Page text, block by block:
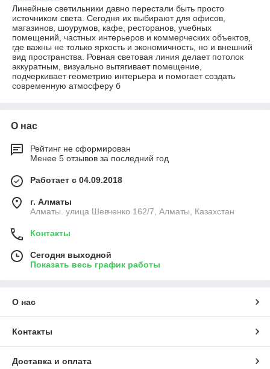
Линейные светильники давно перестали быть просто
источником света. Сегодня их выбирают для офисов,
магазинов, шоурумов, кафе, ресторанов, учебных
помещений, частных интерьеров и коммерческих объектов,
где важны не только яркость и экономичность, но и внешний
вид пространства. Ровная световая линия делает потолок
аккуратным, визуально вытягивает помещение,
подчеркивает геометрию интерьера и помогает создать
современную атмосферу б
О нас
Рейтинг не сформирован
Менее 5 отзывов за последний год
Работает с 04.09.2018
г. Алматы
Алматы. улица Шевченко 162/7, Алматы, Казахстан
Контакты
Сегодня выходной
Показать весь график работы
О нас
Контакты
Доставка и оплата